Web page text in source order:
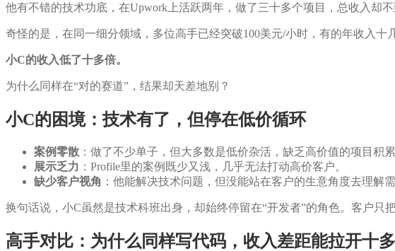
他有不错的技术功底，在Upwork上活跃两年，做了三十多个项目，总收入却
奇怪的是，在同一细分领域，多位高手已经突破100美元/小时，有的年收入十
小C的收入低了十多倍。
为什么同样在“对的赛道”，结果却天差地别？
小C的困境：技术有了，但停在低价循环
案例零散 ：做了不少单子，但大多数是低价杂活，缺乏高价值的项目积累
展示乏力 ：Profile里的案例既少又浅，几乎无法打动高价客户。
缺少客户视角 ：他能解决技术问题，但没能站在客户的生意角度去理解需
换句话说，小C虽然是技术科班出身，却始终停留在“开发者”的角色。客户只
高手对比：为什么同样写代码，收入差距能拉开十